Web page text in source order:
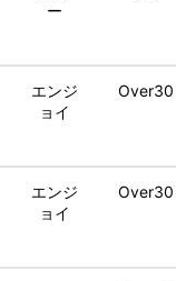
ー
エンジ
ョイ
Over30
エンジ
ョイ
Over30